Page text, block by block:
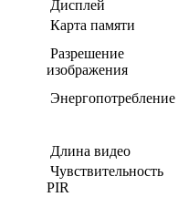
Дисплей
Карта памяти
Разрешение
изображения
Энергопотребление
Длина видео
Чувствительность
PIR